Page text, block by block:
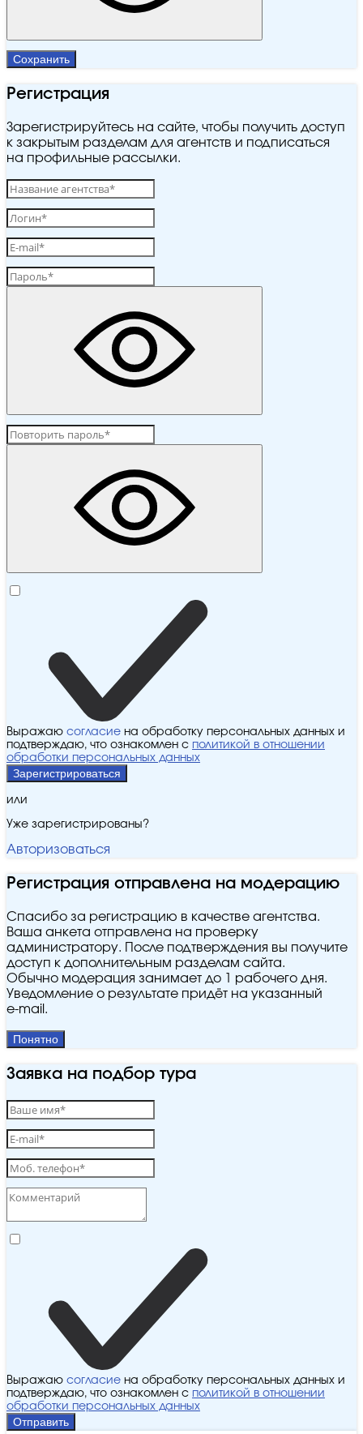
Сохранить
Регистрация
Зарегистрируйтесь на сайте, чтобы получить доступ
к закрытым разделам для агентств и подписаться
на профильные рассылки.
Выражаю согласие на обработку персональных данных и
подтверждаю, что ознакомлен с политикой в отношении
обработки персональных данных
Зарегистрироваться
или
Уже зарегистрированы?
Авторизоваться
Регистрация отправлена на модерацию
Спасибо за регистрацию в качестве агентства.
Ваша анкета отправлена на проверку
администратору. После подтверждения вы получите
доступ к дополнительным разделам сайта.
Обычно модерация занимает до 1 рабочего дня.
Уведомление о результате придёт на указанный
e‑mail.
Понятно
Заявка на подбор тура
Выражаю согласие на обработку персональных данных и
подтверждаю, что ознакомлен с политикой в отношении
обработки персональных данных
Отправить